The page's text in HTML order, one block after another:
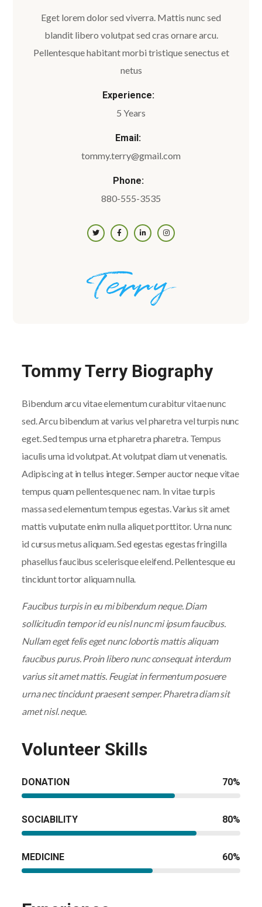
Eget lorem dolor sed viverra. Mattis nunc sed
blandit libero volutpat sed cras ornare arcu.
Pellentesque habitant morbi tristique senectus et
netus
Experience:
5 Years
Email:
tommy.terry@gmail.com
Phone:
880-555-3535
Tommy Terry Biography
Bibendum arcu vitae elementum curabitur vitae nunc
sed. Arcu bibendum at varius vel pharetra vel turpis nunc
eget. Sed tempus urna et pharetra pharetra. Tempus
iaculis urna id volutpat. At volutpat diam ut venenatis.
Adipiscing at in tellus integer. Semper auctor neque vitae
tempus quam pellentesque nec nam. In vitae turpis
massa sed elementum tempus egestas. Varius sit amet
mattis vulputate enim nulla aliquet porttitor. Urna nunc
id cursus metus aliquam. Sed egestas egestas fringilla
phasellus faucibus scelerisque eleifend. Pellentesque eu
tincidunt tortor aliquam nulla.
Faucibus turpis in eu mi bibendum neque. Diam
sollicitudin tempor id eu nisl nunc mi ipsum faucibus.
Nullam eget felis eget nunc lobortis mattis aliquam
faucibus purus. Proin libero nunc consequat interdum
varius sit amet mattis. Feugiat in fermentum posuere
urna nec tincidunt praesent semper. Pharetra diam sit
amet nisl. neque.
Volunteer Skills
DONATION 70%
SOCIABILITY 80%
MEDICINE 60%